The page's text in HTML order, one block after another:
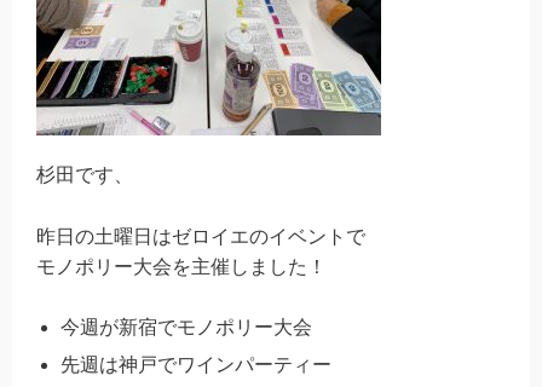
杉田です、
昨日の土曜日はゼロイエのイベントで
モノポリー大会を主催しました！
今週が新宿でモノポリー大会
先週は神戸でワインパーティー